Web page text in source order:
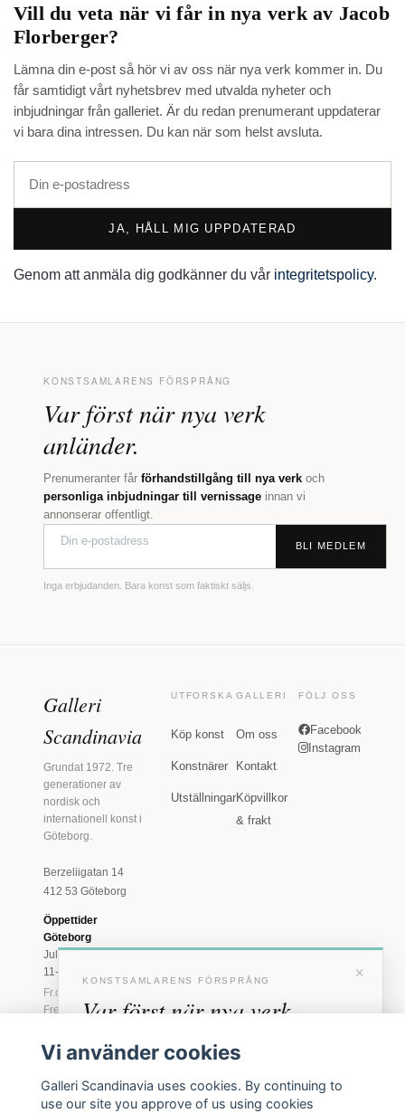
Vill du veta när vi får in nya verk av Jacob
Florberger?
Lämna din e-post så hör vi av oss när nya verk kommer in. Du
får samtidigt vårt nyhetsbrev med utvalda nyheter och
inbjudningar från galleriet. Är du redan prenumerant uppdaterar
vi bara dina intressen. Du kan när som helst avsluta.
JA, HÅLL MIG UPPDATERAD
Genom att anmäla dig godkänner du vår integritetspolicy.
KONSTSAMLARENS FÖRSPRÅNG
Var först när nya verk
anländer.
Prenumeranter får förhandstillgång till nya verk och
personliga inbjudningar till vernissage innan vi
annonserar offentligt.
BLI MEDLEM
Inga erbjudanden. Bara konst som faktiskt säljs.
Galleri
Scandinavia
Grundat 1972. Tre
generationer av
nordisk och
internationell konst i
Göteborg.
Berzeliigatan 14
412 53 Göteborg
Öppettider
Göteborg
Juli: Tis 11-18 · Lör
11-16
Fr.o.m. augusti: Tis-
Fre 11-18 · Lör 11-
Marstrand
2026
Tis-Fre 11-18 ·
UTFORSKA
Köp konst
Konstnärer
Utställningar
GALLERI
Om oss
Kontakt
Köpvillkor
& frakt
FÖLJ OSS
Facebook
Instagram
×
KONSTSAMLARENS FÖRSPRÅNG
Var först när nya verk
anländer
inbjudningar till vernissage, innan vi annonserar
offentligt.
Vi använder cookies
Galleri Scandinavia uses cookies. By continuing to
use our site you approve of us using cookies